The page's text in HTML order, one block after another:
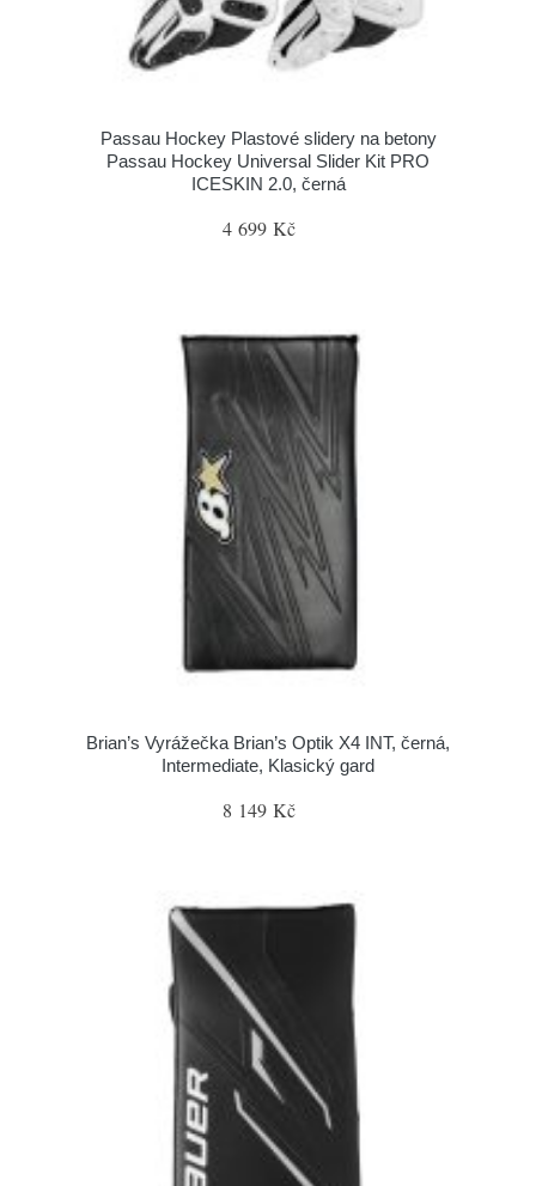
Passau Hockey Plastové slidery na betony
Passau Hockey Universal Slider Kit PRO
ICESKIN 2.0, černá
4 699 Kč
Brian’s Vyrážečka Brian’s Optik X4 INT, černá,
Intermediate, Klasický gard
8 149 Kč